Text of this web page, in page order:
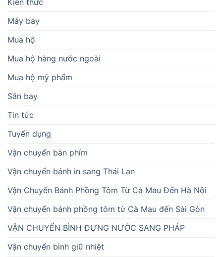
Kiến thức
Máy bay
Mua hộ
Mua hộ hàng nước ngoài
Mua hộ mỹ phẩm
Sân bay
Tin tức
Tuyển dụng
Vận chuyển bàn phím
Vận chuyển bánh in sang Thái Lan
Vận Chuyển Bánh Phồng Tôm Từ Cà Mau Đến Hà Nội
Vận chuyển bánh phồng tôm từ Cà Mau đến Sài Gòn
VẬN CHUYỂN BÌNH ĐỰNG NƯỚC SANG PHÁP
Vận chuyển bình giữ nhiệt